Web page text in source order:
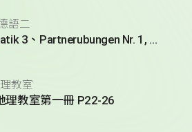
語二
Grammatik 3、Partnerubungen Nr. 1, 3、Dialog 2(1)
教室
理教室第一冊 P22-26